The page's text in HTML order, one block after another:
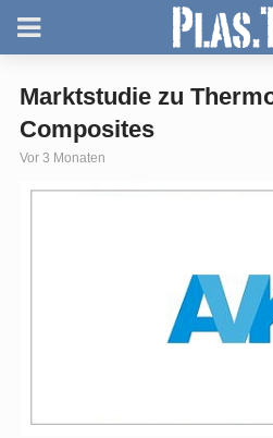
Marktstudie zu
Composites
Vor 3 Monaten